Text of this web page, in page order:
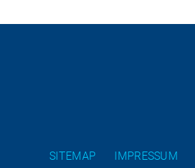
SITEMAP IMPRESSUM